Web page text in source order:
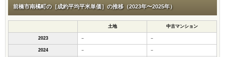
前橋市南橘町の［成約平均平米単価］の推移（2023年〜2025年）
土地 中古マンション
2023 － －
2024 － －